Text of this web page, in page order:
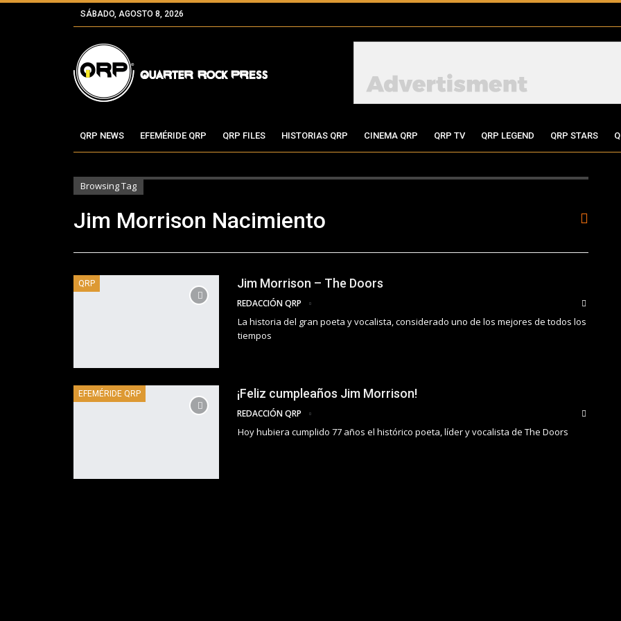
SÁBADO, AGOSTO 8, 2026
QRP NEWS EFEMÉRIDE QRP QRP FILES HISTORIAS QRP CINEMA QRP QRP TV QRP LEGEND QRP STARS
Browsing Tag
Jim Morrison Nacimiento
QRP Jim Morrison – The Doors
REDACCIÓN QRP
La historia del gran poeta y vocalista, considerado uno de los mejores de todos los
tiempos
EFEMÉRIDE QRP ¡Feliz cumpleaños Jim Morrison!
REDACCIÓN QRP
Hoy hubiera cumplido 77 años el histórico poeta, líder y vocalista de The Doors